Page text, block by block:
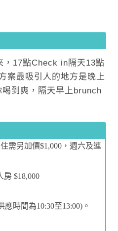
，17點Check in隔天13點
案最吸引人的地方是晚上
到爽，隔天早上brunch
需另加價$1,000，週六及連
$18,000
時間為10:30至13:00)。